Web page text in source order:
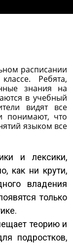
расписании
Ребята,
знания на
в учебный
видят все
понимают, что
языком все
и лексики,
как ни крути,
владения
только
теорию и
подростков,